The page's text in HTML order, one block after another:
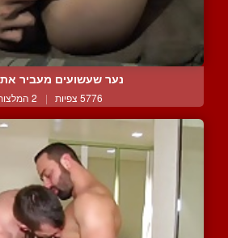
נער שעשועים מעביר את
5776 צפיות | 2 המלצות